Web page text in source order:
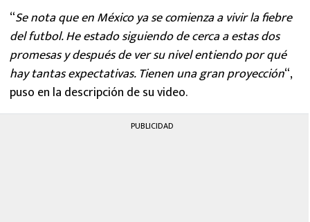
“Se nota que en México ya se comienza a vivir la fiebre
del futbol. He estado siguiendo de cerca a estas dos
promesas y después de ver su nivel entiendo por qué
hay tantas expectativas. Tienen una gran proyección“,
puso en la descripción de su video.
PUBLICIDAD